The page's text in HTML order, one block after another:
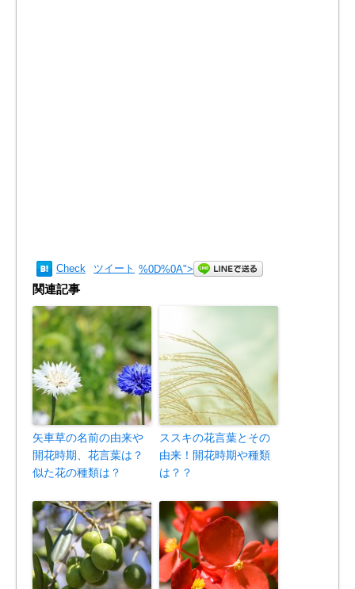
Check ツイート %0D%0A">
関連記事
矢車草の名前の由来や
開花時期、花言葉は？
似た花の種類は？
ススキの花言葉とその
由来！開花時期や種類
は？？